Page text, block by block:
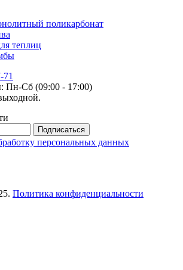
поликарбонат
теплиц
71
Пн-Сб (09:00 - 17:00)
Подписаться
персональных данных
Политика конфиденциальности